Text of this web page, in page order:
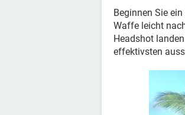
Beginnen Sie
Waffe leicht
Headshot
effektivsten